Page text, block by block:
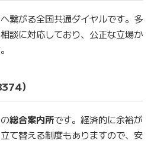
繋がる全国共通ダイヤルです。多
談に対応しており、公正な立場か
）
総合案内所です。経済的に余裕が
て替える制度もありますので、安